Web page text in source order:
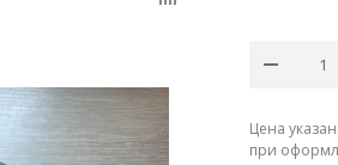
Цена
при